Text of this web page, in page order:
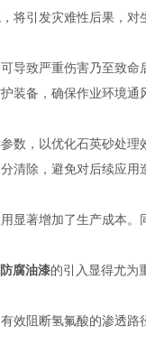
将引发灾难性后果，对
导致严重伤害乃至致命
装备，确保作业环境通
数，以优化石英砂处理
清除，避免对后续应用
显著增加了生产成本
腐油漆的引入显得尤为
效阻断氢氟酸的渗透